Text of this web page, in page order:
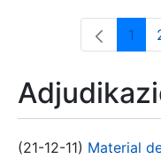
1
(21-12-11) Material